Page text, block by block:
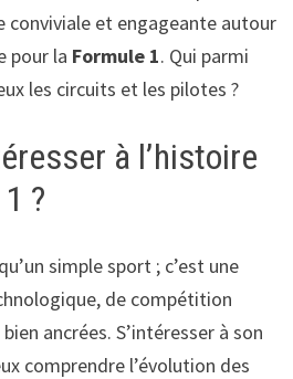
conviviale et engageante autour
pour la Formule 1. Qui parmi
les circuits et les pilotes ?
à l’histoire
?
simple sport ; c’est une
de compétition
ancrées. S’intéresser à son
comprendre l’évolution des